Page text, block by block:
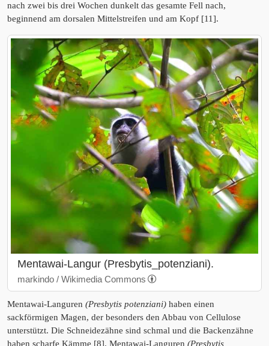
nach zwei bis drei Wochen dunkelt das gesamte Fell nach,
beginnend am dorsalen Mittelstreifen und am Kopf [11].
Mentawai-Langur (Presbytis_potenziani).
markindo / Wikimedia Commons
Mentawai-Languren (Presbytis potenziani) haben einen
sackförmigen Magen, der besonders den Abbau von Cellulose
unterstützt. Die Schneidezähne sind schmal und die Backenzähne
haben scharfe Kämme [8]. Mentawai-Languren (Presbytis